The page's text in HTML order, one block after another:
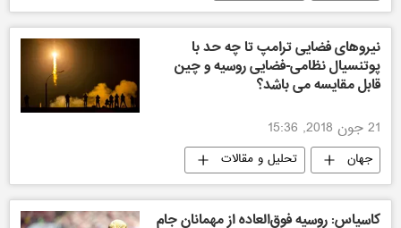
نیروهای فضایی ترامپ تا چه حد با
پوتنسیال نظامی-فضایی روسیه و چین
قابل مقایسه می باشد؟
21 جون 2018, 15:36
جهان تحلیل و مقالات
کاسیاس: روسیه فوق‌العاده از مهمانان جام